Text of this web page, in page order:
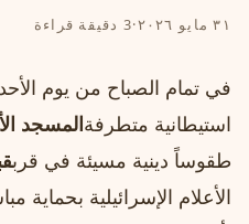
٣١ مايو ٢٠٢٦ ·3 دقيقة قراءة
في تمام الصباح من يوم
استيطانية متطرفةالمسجد
طقوساً دينية مسيئة في قرب
الأعلام الإسرائيلية بحماية